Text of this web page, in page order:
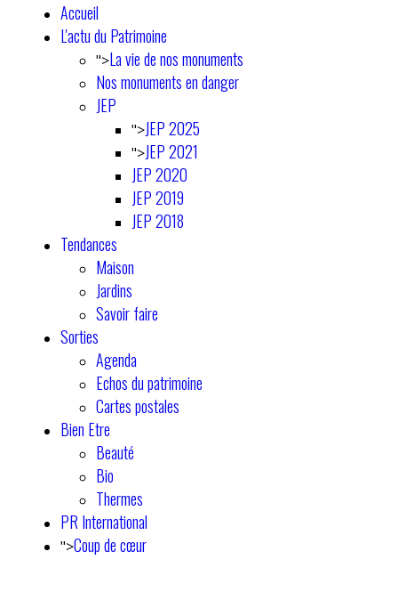
Accueil
L'actu du Patrimoine
">La vie de nos monuments
Nos monuments en danger
JEP
">JEP 2025
">JEP 2021
JEP 2020
JEP 2019
JEP 2018
Tendances
Maison
Jardins
Savoir faire
Sorties
Agenda
Echos du patrimoine
Cartes postales
Bien Etre
Beauté
Bio
Thermes
PR International
">Coup de cœur